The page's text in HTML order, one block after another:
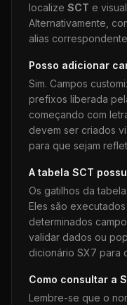
localize SCT e
Alternativamente,
alias
Posso adicionar
Sim. Campos
prefixos liberada
começando com
devem ser criados
para que sejam
A tabela SCT
Os gatilhos da tabela
Eles são
determinados
validar dados ou
dicionário SX7 para
Como consultar a
Lembre-se que o